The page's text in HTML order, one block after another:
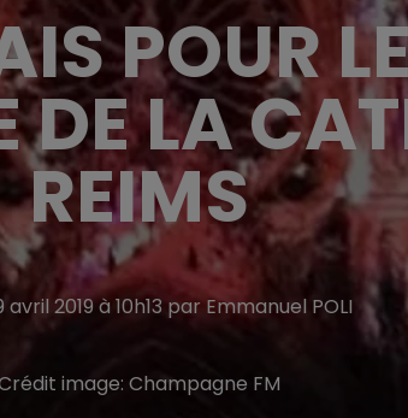
POUR
DE LA
REIMS
avril 2019 à 10h13 par Emmanuel POLI
image: Champagne FM